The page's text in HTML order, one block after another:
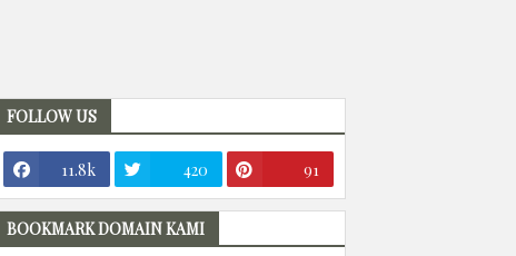
FOLLOW US
11.8k 420 91
BOOKMARK DOMAIN KAMI